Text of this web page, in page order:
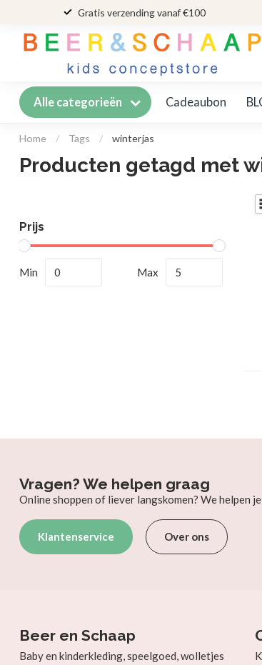
Gratis verzending vanaf €100
Alle categorieën Cadeaubon
Home / Tags / winterjas
Producten getagd met
Prijs
Min Max
Vragen? We helpen graag
Online shoppen of liever langskomen? We helpen
Klantenservice Over ons
Beer en Schaap
Baby en kinderkleding, speelgoed, wolletjes